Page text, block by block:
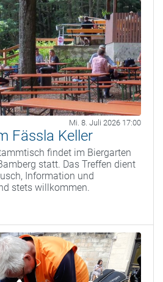
Mi. 8. Juli 2026 17:00
Fässla Keller
findet im Biergarten
statt. Das Treffen dient
Information und
stets willkommen.